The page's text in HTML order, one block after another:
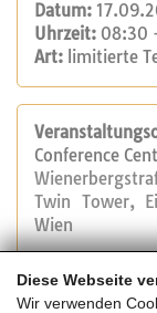
Diese Webseite
Wir verwenden
Datum:
Uhrzeit: 08:30
Art: limitierte
Conference
Twin Tower,
Wien
Veranstalter: